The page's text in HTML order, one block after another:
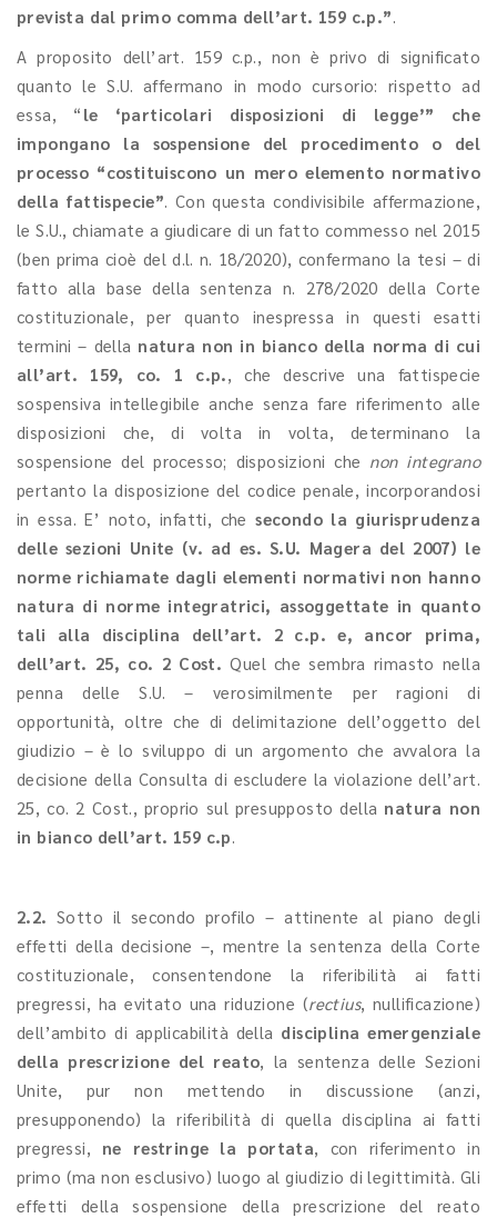
prevista dal primo comma dell’art. 159 c.p.”.
A proposito dell’art. 159 c.p., non è privo di significato
quanto le S.U. affermano in modo cursorio: rispetto ad
essa, “ le ‘particolari disposizioni di legge’” che
impongano la sospensione del procedimento o del
processo “costituiscono un mero elemento normativo
della fattispecie”. Con questa condivisibile affermazione,
le S.U., chiamate a giudicare di un fatto commesso nel 2015
(ben prima cioè del d.l. n. 18/2020), confermano la tesi – di
fatto alla base della sentenza n. 278/2020 della Corte
costituzionale, per quanto inespressa in questi esatti
termini – della natura non in bianco della norma di cui
all’art. 159, co. 1 c.p., che descrive una fattispecie
sospensiva intellegibile anche senza fare riferimento alle
disposizioni che, di volta in volta, determinano la
sospensione del processo; disposizioni che non integrano
pertanto la disposizione del codice penale, incorporandosi
in essa. E’ noto, infatti, chesecondo la giurisprudenza
delle sezioni Unite (v. ad es. S.U. Magera del 2007) le
norme richiamate dagli elementi normativi non hanno
natura di norme integratrici, assoggettate in quanto
tali alla disciplina dell’art. 2 c.p. e, ancor prima,
dell’art. 25, co. 2 Cost. Quel che sembra rimasto nella
penna delle S.U. – verosimilmente per ragioni di
opportunità, oltre che di delimitazione dell’oggetto del
giudizio – è lo sviluppo di un argomento che avvalora la
decisione della Consulta di escludere la violazione dell’art.
25, co. 2 Cost., proprio sul presupposto della natura non
in bianco dell’art. 159 c.p.
2.2. Sotto il secondo profilo – attinente al piano degli
effetti della decisione –, mentre la sentenza della Corte
costituzionale, consentendone la riferibilità ai fatti
pregressi, ha evitato una riduzione (rectius, nullificazione)
dell’ambito di applicabilità della disciplina emergenziale
della prescrizione del reato, la sentenza delle Sezioni
Unite, pur non mettendo in discussione (anzi,
presupponendo) la riferibilità di quella disciplina ai fatti
pregressi, ne restringe la portata, con riferimento in
primo (ma non esclusivo) luogo al giudizio di legittimità. Gli
effetti della sospensione della prescrizione del reato